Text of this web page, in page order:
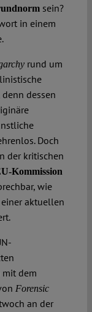
sein?
in einem
rund um
denn dessen
Doch
der kritischen
Kommission
wie
einer aktuellen
mit dem
Forensic
an der